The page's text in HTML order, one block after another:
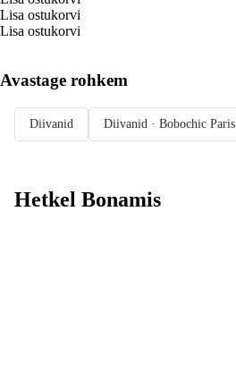
Lisa ostukorvi
Lisa ostukorvi
Avastage rohkem
Diivanid Diivanid · Bobochic Paris
Hetkel Bonamis